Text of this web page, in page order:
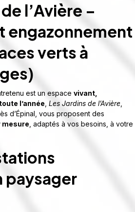
l’Avière –
engazonnement
verts à
est un espace vivant,
l’année Les Jardins de l’Avière
d’Épinal, vous proposent des
mesure , adaptés à vos besoins, à votre
paysager